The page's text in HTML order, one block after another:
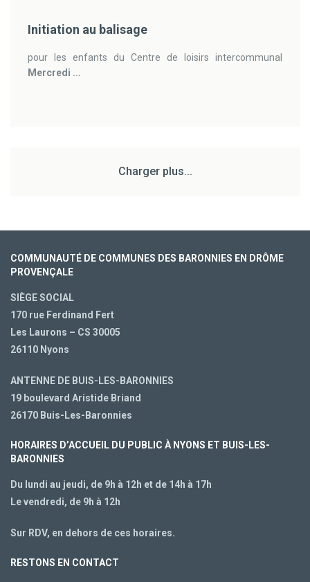
Initiation au balisage
pour les enfants du Centre de loisirs intercommunal
Mercredi ...
Charger plus...
COMMUNAUTÉ DE COMMUNES DES BARONNIES EN DRÔME
PROVENÇALE
SIÈGE SOCIAL
170 rue Ferdinand Fert
Les Laurons – CS 30005
26110 Nyons
ANTENNE DE BUIS-LES-BARONNIES
19 boulevard Aristide Briand
26170 Buis-Les-Baronnies
HORAIRES D’ACCUEIL DU PUBLIC À NYONS ET BUIS-LES-
BARONNIES
Du lundi au jeudi, de 9h à 12h et de 14h à 17h
Le vendredi, de 9h à 12h
Sur RDV, en dehors de ces horaires.
RESTONS EN CONTACT